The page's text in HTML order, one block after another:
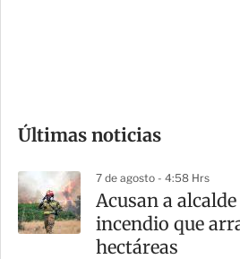
m
a
r
t
Últimas noticias
7 de agosto - 4:58 Hrs
Acusan a
incendio que
hectáreas